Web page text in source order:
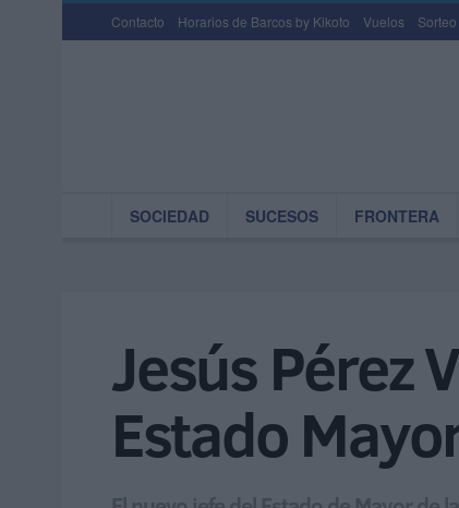
Contacto Horarios de Barcos by Kikoto Vuelos
SOCIEDAD SUCESOS FRONTERA
Jesús Pérez
Estado